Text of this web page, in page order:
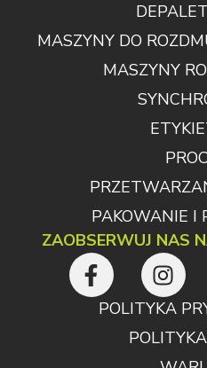
MASZYNY DO
MASZYNY
PAKOWANIE I
ZAOBSERWUJ NAS
POLITYKA